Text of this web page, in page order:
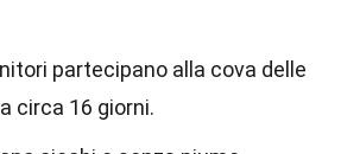
partecipano alla cova delle
circa 16 giorni.